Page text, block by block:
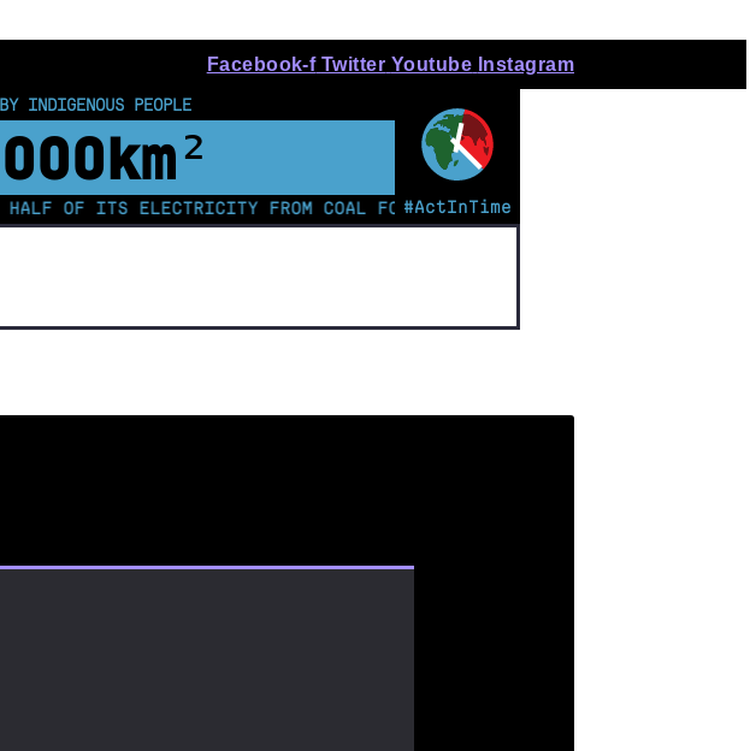
Facebook-f Twitter Youtube Instagram
#ActInTime
INDIGENOUS PEOPLE
km²
ELECTRICITY FROM COAL FOR THE FIRST TIME | KENYAN TEEN